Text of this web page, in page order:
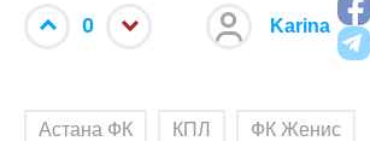
0 Karina
Астана ФК КПЛ ФК Женис